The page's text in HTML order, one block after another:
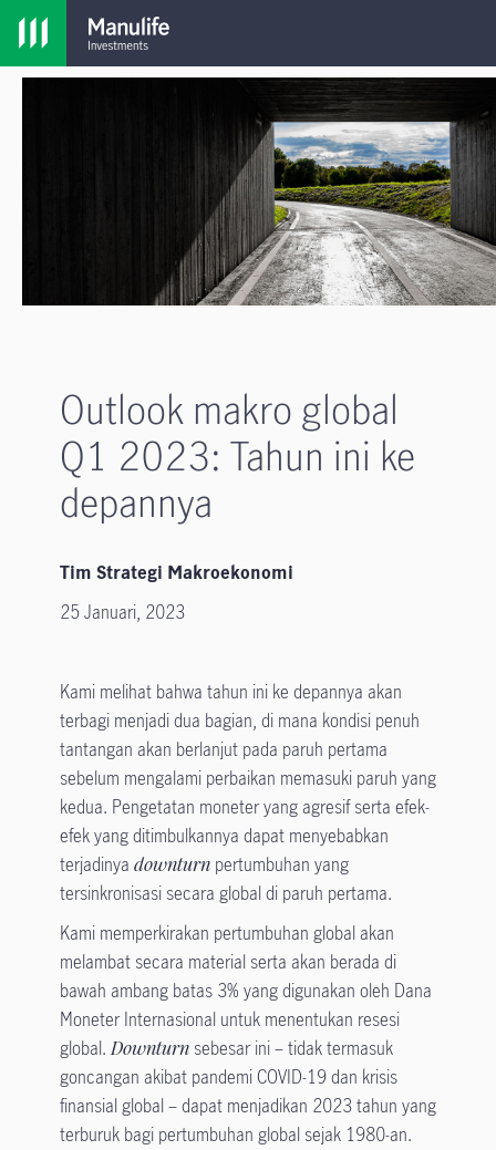
Outlook makro global
Q1 2023: Tahun ini ke
depannya
Tim Strategi Makroekonomi
25 Januari, 2023
Kami melihat bahwa tahun ini ke depannya akan
terbagi menjadi dua bagian, di mana kondisi penuh
tantangan akan berlanjut pada paruh pertama
sebelum mengalami perbaikan memasuki paruh yang
kedua. Pengetatan moneter yang agresif serta efek-
efek yang ditimbulkannya dapat menyebabkan
terjadinya downturnpertumbuhan yang
tersinkronisasi secara global di paruh pertama.
Kami memperkirakan pertumbuhan global akan
melambat secara material serta akan berada di
bawah ambang batas 3% yang digunakan oleh Dana
Moneter Internasional untuk menentukan resesi
global.Downturn sebesar ini – tidak termasuk
goncangan akibat pandemi COVID-19 dan krisis
finansial global – dapat menjadikan 2023 tahun yang
terburuk bagi pertumbuhan global sejak 1980-an.